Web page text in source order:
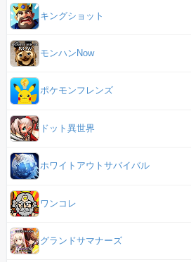
キングショット
モンハンNow
ポケモンフレンズ
ドット異世界
ホワイトアウトサバイバル
ワンコレ
グランドサマナーズ